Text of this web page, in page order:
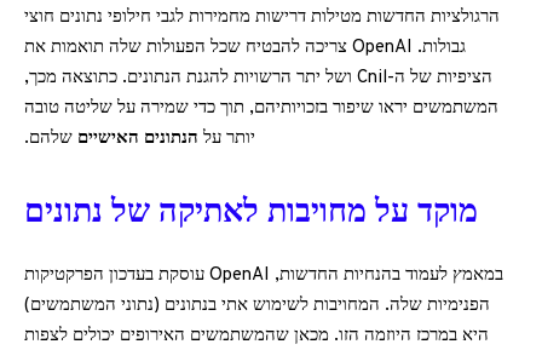
הרגולציות החדשות מטילות דרישות מחמירות לגבי חילופי נתונים חוצי
גבולות. OpenAI צריכה להבטיח שכל הפעולות שלה תואמות את
הציפיות של ה-Cnil ושל יתר הרשויות להגנת הנתונים. כתוצאה מכך,
המשתמשים יראו שיפור בזכויותיהם, תוך כדי שמירה על שליטה טובה
יותר על הנתונים האישיים שלהם.
מוקד על מחויבות לאתיקה של נתונים
במאמץ לעמוד בהנחיות החדשות, OpenAI עוסקת בעדכון הפרקטיקות
הפנימיות שלה. המחויבות לשימוש אתי בנתונים (נתוני המשתמשים)
היא במרכז היוזמה הזו. מכאן שהמשתמשים האירופים יכולים לצפות